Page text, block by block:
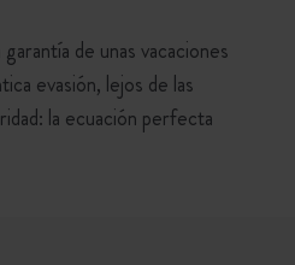
de unas vacaciones
evasión, lejos de las
la ecuación perfecta